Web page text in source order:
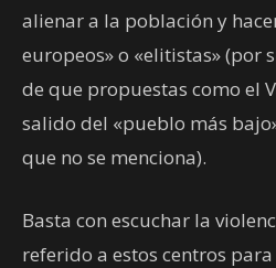
alienar a la población y
europeos» o «elitistas» (por
de que propuestas como el
salido del «pueblo más
que no se menciona).
Basta con escuchar la
referido a estos centros